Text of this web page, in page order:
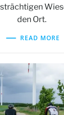
den Ort.
READ MORE